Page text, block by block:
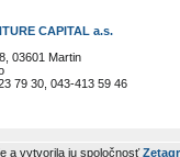
CAPITAL a.s.
03601 Martin
79 30, 043-413 59 46
a vytvorila ju spoločnosť